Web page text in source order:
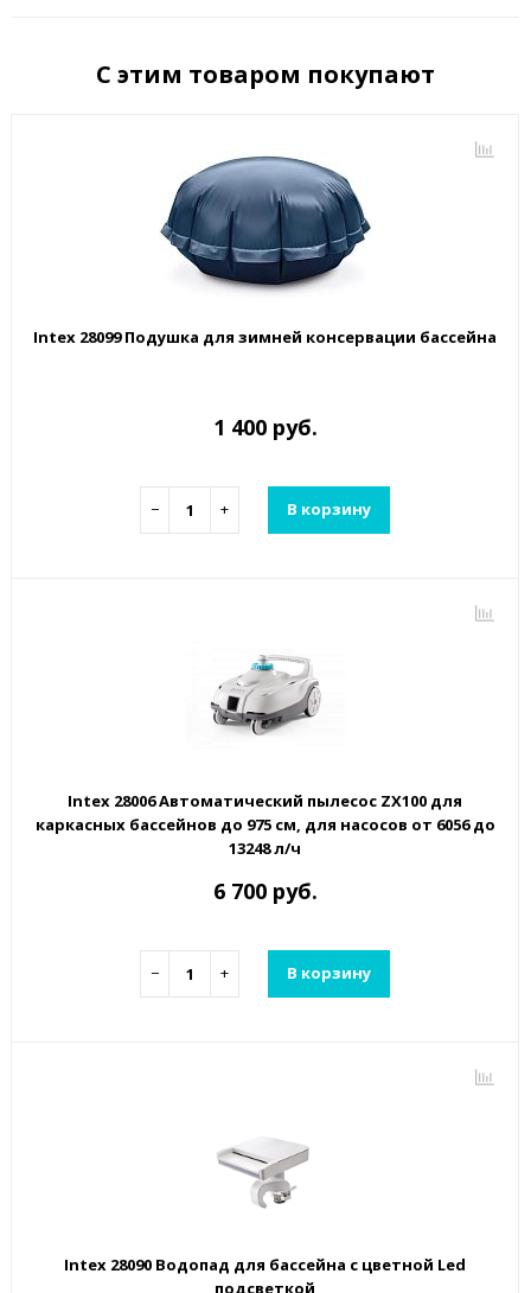
С этим товаром покупают
Intex 28099 Подушка для зимней консервации бассейна
1 400 руб.
− + В корзину
Intex 28006 Автоматический пылесос ZX100 для
каркасных бассейнов до 975 см, для насосов от 6056 до
13248 л/ч
6 700 руб.
− + В корзину
Intex 28090 Водопад для бассейна с цветной Led
подсветкой